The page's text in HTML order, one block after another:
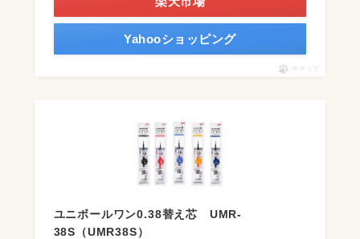
Yahooショッピング
ポチップ
ユニボールワン0.38替え芯 UMR-
38S（UMR38S）